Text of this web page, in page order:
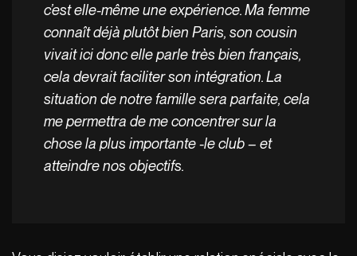
c’est elle-même une expérience. Ma femme
connaît déjà plutôt bien Paris, son cousin
vivait ici donc elle parle très bien français,
cela devrait faciliter son intégration. La
situation de notre famille sera parfaite, cela
me permettra de me concentrer sur la
chose la plus importante -le club – et
atteindre nos objectifs.